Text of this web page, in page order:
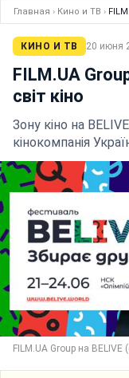
Главная › Кино и ТВ ›
КИНО И ТВ 20 июня
FILM.UA
світ кіно
Зону кіно на
кінокомпанія
FILM.UA Group на